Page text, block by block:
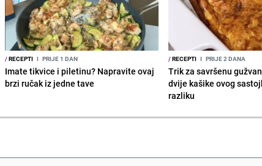
/RECEPTI I PRIJE 1 DAN
Imate tikvice i piletinu? Napravite ovaj
brzi ručak iz jedne tave
/RECEPTI I PRIJE 2 DANA
Trik za savršenu
dvije kašike ovog
razliku